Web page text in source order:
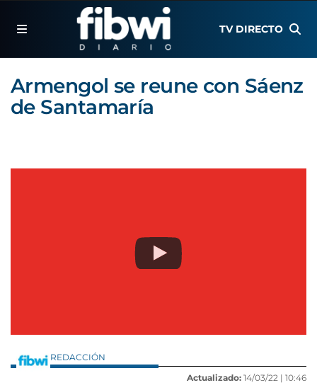
TV DIRECTO
Armengol se reune con Sáenz
de Santamaría
REDACCIÓN
Actualizado: 14/03/22 | 10:46